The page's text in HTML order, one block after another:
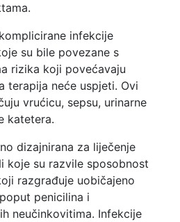
infekcije
su bile povezane s
rizika koji povećavaju
terapija neće uspjeti. Ovi
vrućicu, sepsu, urinarne
katetera.
dizajnirana za liječenje
koje su razvile sposobnost
razgrađuje uobičajeno
penicilina i
neučinkovitima. Infekcije